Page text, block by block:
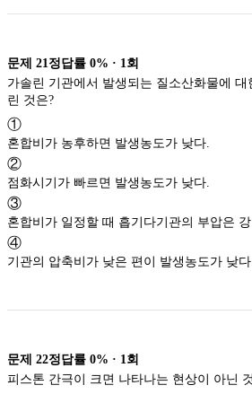
문제 21 정답률 0% · 1 회
가솔린 기관에서 발생되는 질소산화물에
①
혼합비가 농후하면 발생농도가 낮다.
②
점화시기가 빠르면 발생농도가 낮다.
③
혼합비가 일정할 때 흡기다기관의 부압은
④
기관의 압축비가 낮은 편이 발생농도가 낮다.
문제 22정답률 0% · 1 회